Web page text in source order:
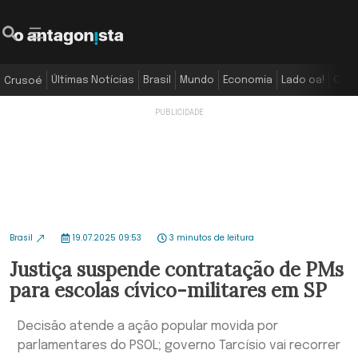
Crusoé Últimas Notícias Brasil Mundo Economia Lado oa!
Brasil 19.07.2025 09:53 3 minutos de leitura
Justiça suspende contratação de PMs
para escolas cívico-militares em SP
Decisão atende a ação popular movida por
parlamentares do PSOL; governo Tarcísio vai recorrer